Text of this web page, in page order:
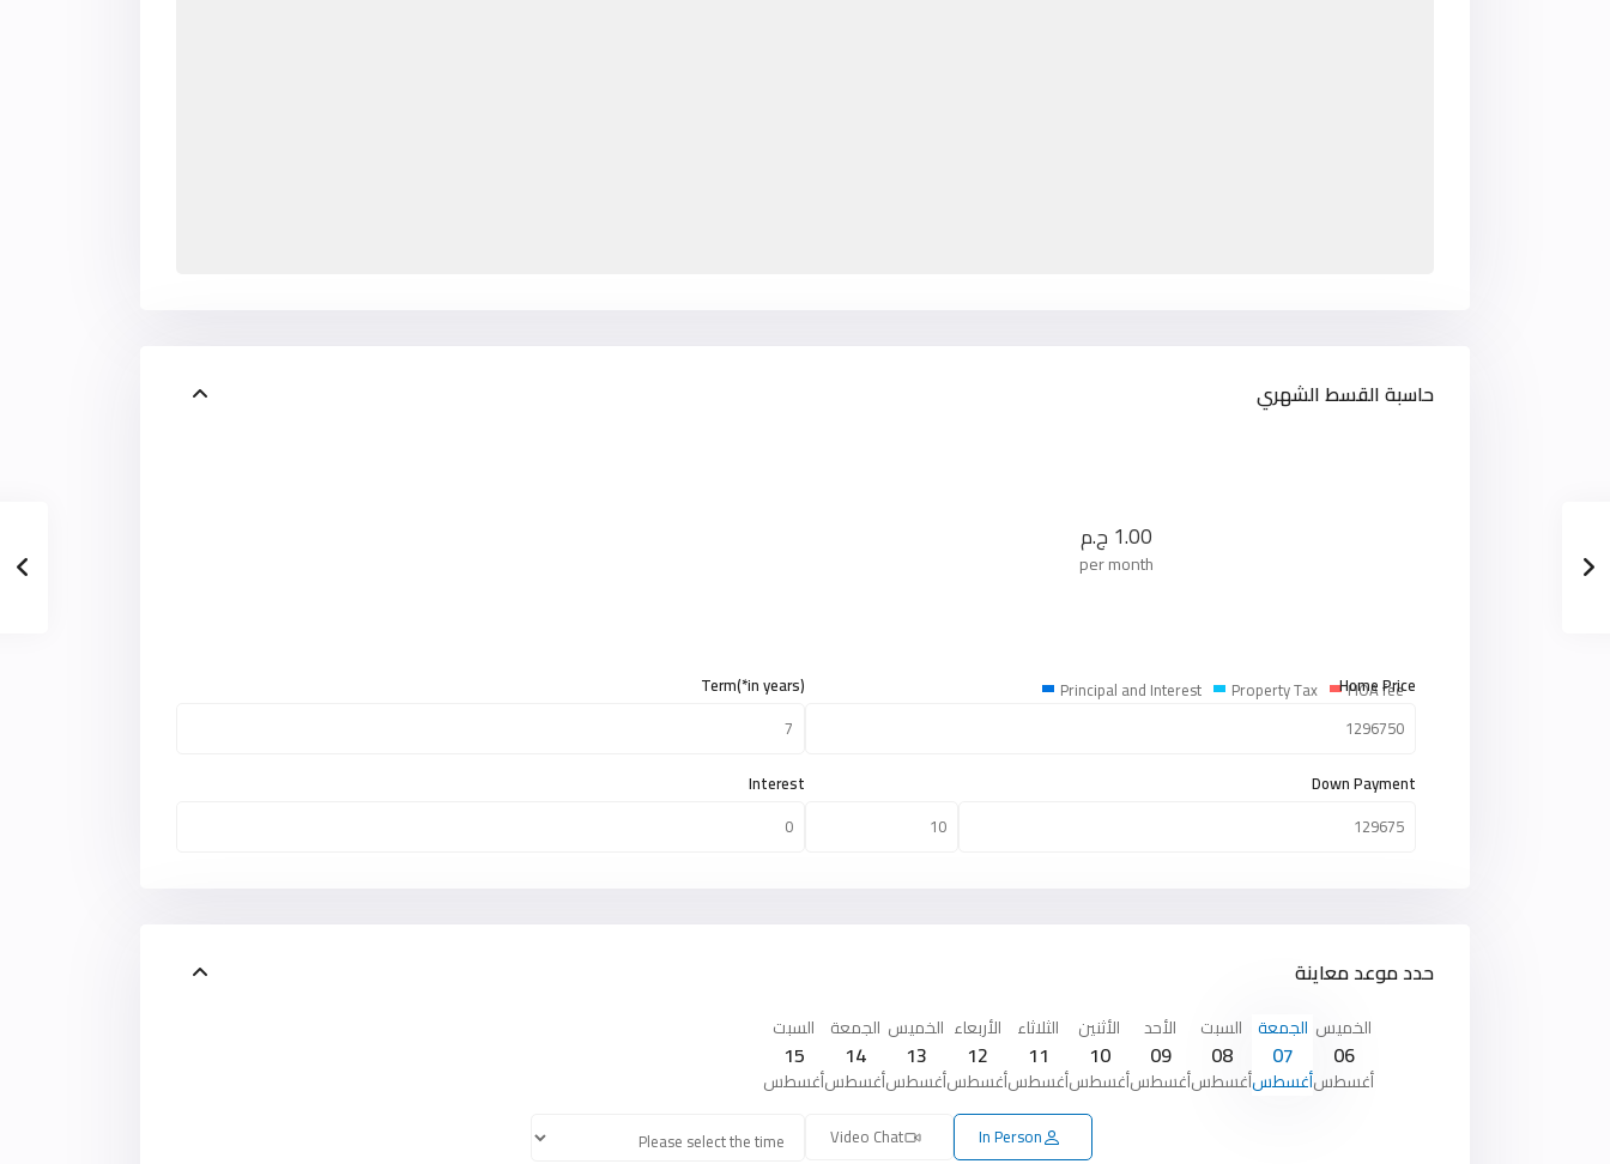
حاسبة القسط الشهري
1.00 ج.م
per month
Principal and Interest Property Tax HOA fee
Home Price
Down Payment
Term(*in years)
Interest
حدد موعد معاينة
الخميس
06
أغسطس
الجمعة
07
أغسطس
السبت
08
أغسطس
الأحد
09
أغسطس
الأثنين
10
أغسطس
الثلاثاء
11
أغسطس
الأربعاء
12
أغسطس
الخميس
13
أغسطس
الجمعة
14
أغسطس
السبت
15
أغسطس
In Person
Video Chat